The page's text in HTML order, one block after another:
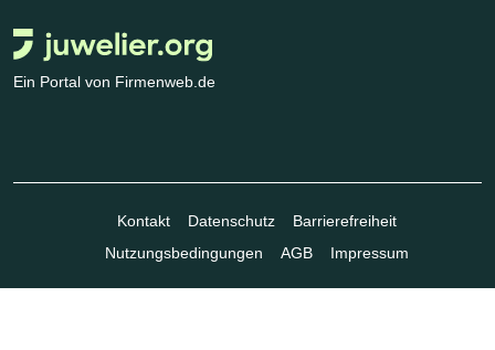
Ein Portal von Firmenweb.de
Kontakt Datenschutz
Barrierefreiheit
Nutzungsbedingungen
AGB Impressum